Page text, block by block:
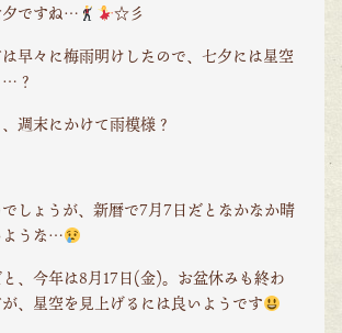
夕ですね…
☆彡
早々に梅雨明けしたので、七夕には星空
…？
週末にかけて雨模様？
しょうが、新暦で7月7日だとなかなか晴
ような…
、今年は8月17日(金)。お盆休みも終わ
、星空を見上げるには良いようです